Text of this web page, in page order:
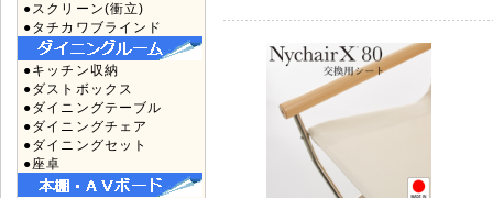
●スクリーン(衝立)
●タチカワブラインド
●キッチン収納
●ダストボックス
●ダイニングテーブル
●ダイニングチェア
●ダイニングセット
●座卓